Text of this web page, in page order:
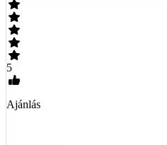
5
Ajánlás